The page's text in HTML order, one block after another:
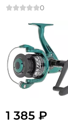
1 385 ₽